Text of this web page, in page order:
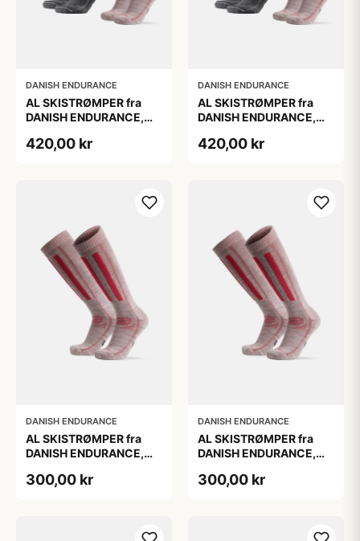
DANISH ENDURANCE
AL SKISTRØMPER fra
DANISH ENDURANCE,
420,00 kr
DANISH ENDURANCE
AL SKISTRØMPER fra
DANISH ENDURANCE,
420,00 kr
DANISH ENDURANCE
AL SKISTRØMPER fra
DANISH ENDURANCE,
300,00 kr
DANISH ENDURANCE
AL SKISTRØMPER fra
DANISH ENDURANCE,
300,00 kr